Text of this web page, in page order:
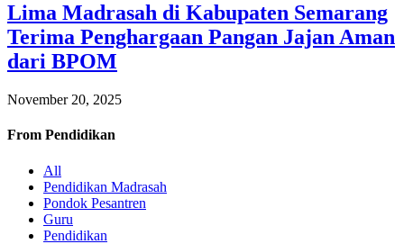
Lima Madrasah di Kabupaten Semarang
Terima Penghargaan Pangan Jajan Aman
dari BPOM
November 20, 2025
From Pendidikan
All
Pendidikan Madrasah
Pondok Pesantren
Guru
Pendidikan